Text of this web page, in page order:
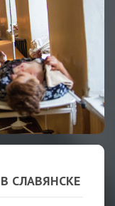
СЛАВЯНСКЕ